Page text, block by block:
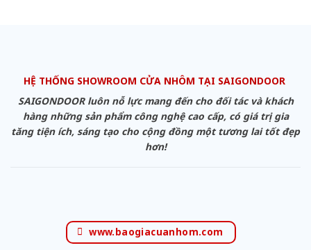
HỆ THỐNG SHOWROOM CỬA NHÔM TẠI SAIGONDOOR
SAIGONDOOR luôn nỗ lực mang đến cho đối tác và khách
hàng những sản phẩm công nghệ cao cấp, có giá trị gia
tăng tiện ích, sáng tạo cho cộng đồng một tương lai tốt đẹp
hơn!
www.baogiacuanhom.com